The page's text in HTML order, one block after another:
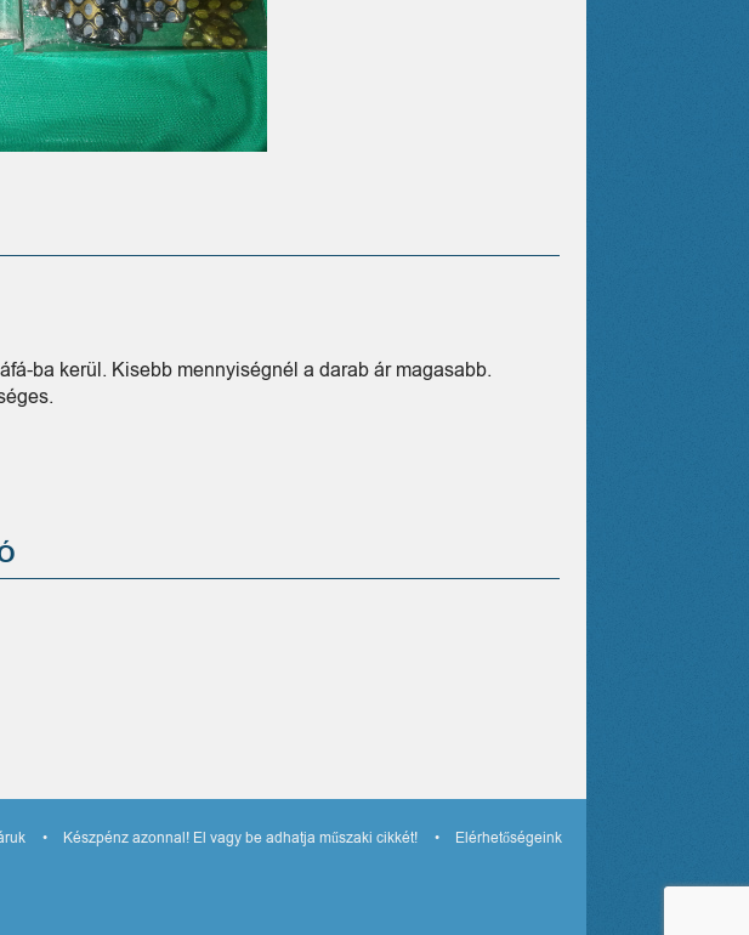
ba kerül. Kisebb mennyiségnél a darab ár magasabb.
Készpénz azonnal! El vagy be adhatja műszaki cikkét! Elérhetőségeink